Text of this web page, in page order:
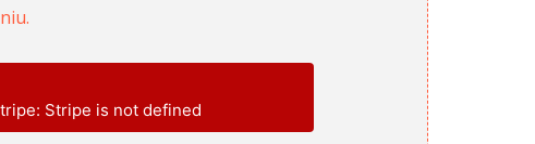
Stripe is not defined